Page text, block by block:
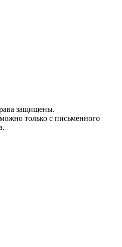
защищены.
только с письменного